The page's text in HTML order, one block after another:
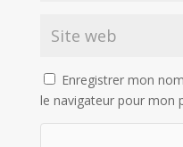
Enregistrer mon
le navigateur pour mon